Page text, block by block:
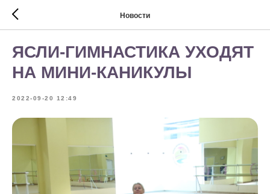
Новости
ЯСЛИ-ГИМНАСТИКА УХОДЯТ
НА МИНИ-КАНИКУЛЫ
2022-09-20 12:49